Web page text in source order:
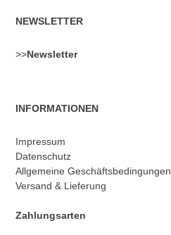
NEWSLETTER
>>Newsletter
INFORMATIONEN
Impressum
Datenschutz
Allgemeine Geschäftsbedingungen
Versand & Lieferung
Zahlungsarten